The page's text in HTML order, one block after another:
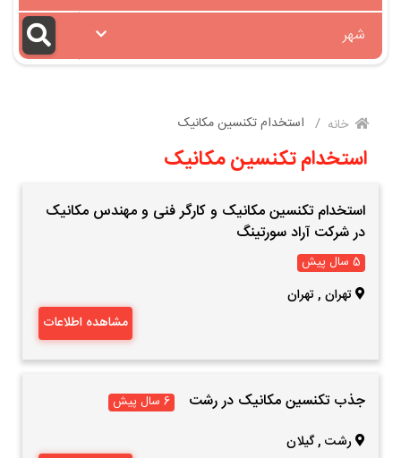
شهر
خانه استخدام تکنسین مکانیک
استخدام تکنسین مکانیک
استخدام تکنسین مکانیک و کارگر فنی و مهندس مکانیک
در شرکت آراد سورتینگ
5 سال پیش
تهران ,تهران
مشاهده اطلاعات
جذب تکنسین مکانیک در رشت 6 سال پیش
رشت ,گیلان